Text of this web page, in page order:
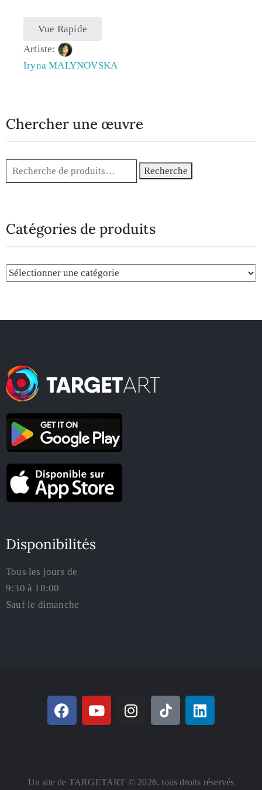
Vue Rapide
Artiste:
Iryna MALYNOVSKA
Chercher une œuvre
Recherche
Catégories de produits
Disponibilités
Tous les jours de
9:30 à 18:00
Sauf le dimanche
Un site de TARGETART © 2026. tous droits réservés